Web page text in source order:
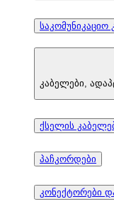
საკომუნიკაციო
კაბელები,
ქსელის
პაჩკორდები
კონექტორები